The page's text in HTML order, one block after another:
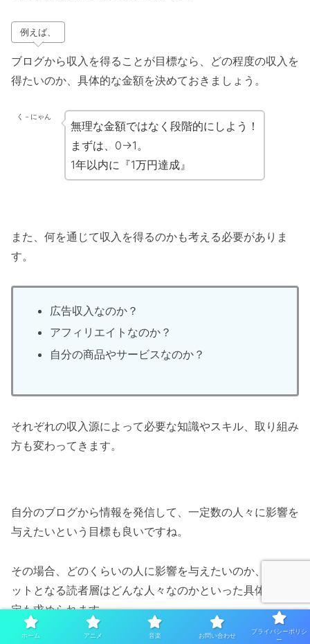
例えば、
ブログから収入を得ることが目標なら、どの程度の収入を
得たいのか、具体的な金額を決めておきましょう。
く－にゃん
無理な金額ではなく段階的にしよう！
まずは、0→1。
1年以内に『1万円達成』
また、何を通じて収入を得るのかも考える必要がありま
す。
広告収入なのか？
アフィリエイトなのか？
自分の商品やサービスなのか？
それぞれの収入源によって必要な知識やスキル、取り組み
方も変わってきます。
自分のブログから情報を発信して、一定数の人々に影響を
与えたいという目標も良いですね。
その場合、どのくらいの人に影響を与えたいのか、ターゲ
ットとなる読者層はどんな人々なのかといった具体的な設
定も求められます。
ホーム アニメ 音楽 お問い合わせ
プライバシーポリシ
ー